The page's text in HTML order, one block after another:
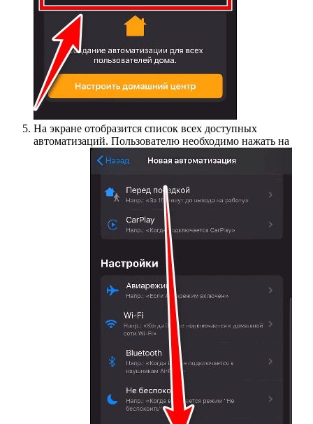
На экране отобразится список всех доступных
автоматизаций. Пользователю необходимо нажать на